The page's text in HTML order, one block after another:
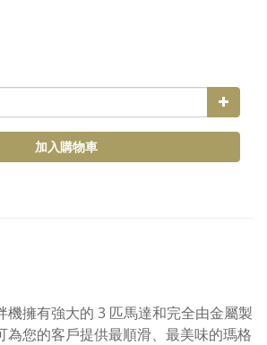
加入購物車
機擁有強大的 3 匹馬達和完全由金屬製
為您的客戶提供最順滑、最美味的瑪格